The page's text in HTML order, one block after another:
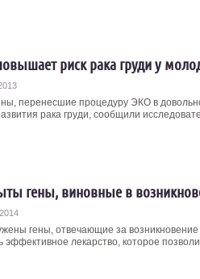
риск рака груди у
перенесшие процедуру ЭКО в
рака груди, сообщили
гены, виновные в
гены, отвечающие за
эффективное лекарство, которое